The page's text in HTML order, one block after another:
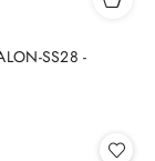
SS28 -